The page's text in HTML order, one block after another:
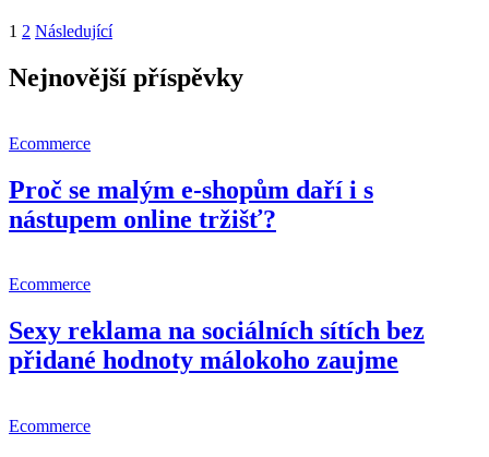
1 2 Následující
Nejnovější příspěvky
Ecommerce
Proč se malým e-shopům daří i s
nástupem online tržišť?
Ecommerce
Sexy reklama na sociálních sítích bez
přidané hodnoty málokoho zaujme
Ecommerce